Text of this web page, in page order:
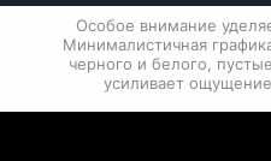
Особое внимание
Минималистичная
черного и белого,
усиливает